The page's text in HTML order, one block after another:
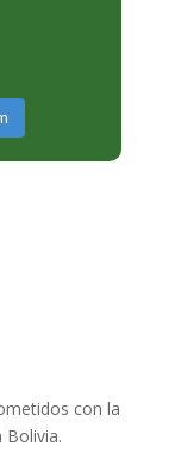
con la
Bolivia.